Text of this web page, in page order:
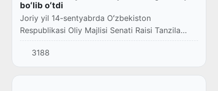
boʻlib oʻtdi
Joriy yil 14-sentyabrda Oʻzbekiston
Respublikasi Oliy Majlisi Senati Raisi Tanzila
Narbayeva boshchiligidagi delegatsiya
Tojikistonning Dushanbe shahrida “Markaziy
Osiyoda iqlim oʻ...
3188